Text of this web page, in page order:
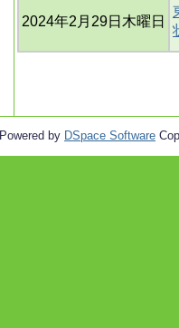
2024年2月29日木曜日
Powered by DSpace Software